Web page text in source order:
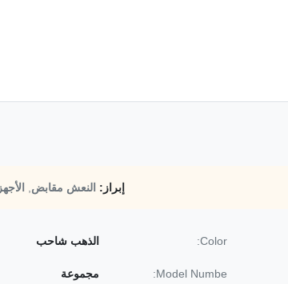
إبراز: النعش مقابض
Color: الذهب شاحب
Model Numbe: مجموعة